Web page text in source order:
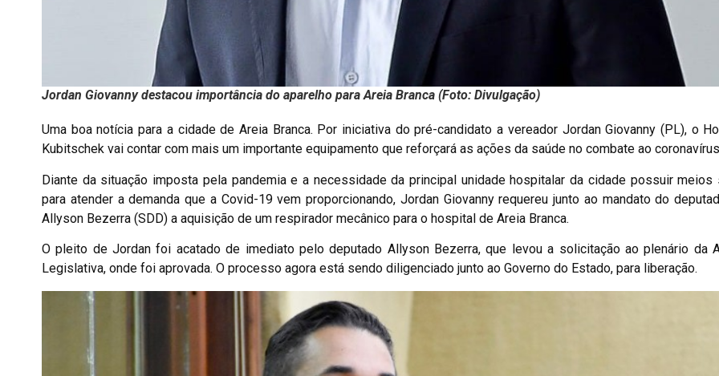
Jordan Giovanny destacou importância do aparelho para Areia Branca (Foto: Divulgação)
Uma boa notícia para a cidade de Areia Branca. Por iniciativa do pré-candidato a vereador Jordan Giovanny (PL), o
Kubitschek vai contar com mais um importante equipamento que reforçará as ações da saúde no combate ao
Diante da situação imposta pela pandemia e a necessidade da principal unidade hospitalar da cidade possuir meios
para atender a demanda que a Covid-19 vem proporcionando, Jordan Giovanny requereu junto ao mandato do
Allyson Bezerra (SDD) a aquisição de um respirador mecânico para o hospital de Areia Branca.
O pleito de Jordan foi acatado de imediato pelo deputado Allyson Bezerra, que levou a solicitação ao plenário da
Legislativa, onde foi aprovada. O processo agora está sendo diligenciado junto ao Governo do Estado, para liberação.